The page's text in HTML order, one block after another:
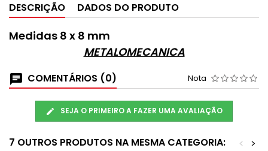
DESCRIÇÃO DADOS DO PRODUTO
Medidas 8 x 8 mm
METALOMECANICA
COMENTÁRIOS (0) Nota
SEJA O PRIMEIRO A FAZER UMA AVALIAÇÃO
7 OUTROS PRODUTOS NA MESMA CATEGORIA: >
<